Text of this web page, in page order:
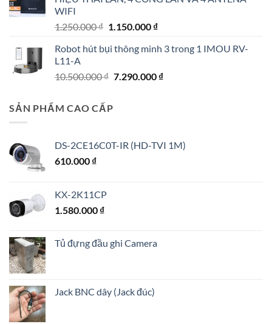
WIFI
1.250.000₫ Giá
là:
1.150.000 ₫Giá
tại
1.150.000 ₫.
Robot hút bụi thông minh 3 trong 1 IMOU RV-
L11-A
10.500.000₫ Giá
7.290.000 ₫Giá
SẢN PHẨM CAO CẤP
DS-2CE16C0T-IR (HD-TVI 1M)
610.000 ₫
KX-2K11CP
1.580.000 ₫
Tủ đựng đầu ghi Camera
Jack BNC dây (Jack đúc)